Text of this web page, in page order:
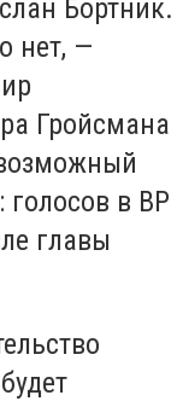
Бортник.
нет, —
Гройсмана
в ВР
главы